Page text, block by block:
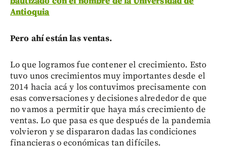
Antioquia
Pero ahí están las ventas.
Lo que logramos fue contener el crecimiento. Esto
tuvo unos crecimientos muy importantes desde el
2014 hacia acá y los contuvimos precisamente con
esas conversaciones y decisiones alrededor de que
no vamos a permitir que haya más crecimiento de
ventas. Lo que pasa es que después de la pandemia
volvieron y se dispararon dadas las condiciones
financieras o económicas tan difíciles.